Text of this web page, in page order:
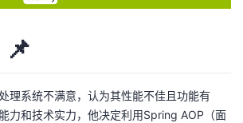
理系统不满意，认为其性能不佳且功能有
力和技术实力，他决定利用Spring AOP（面